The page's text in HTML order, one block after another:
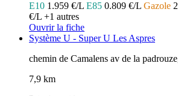
E10 1.959 €/L E85 0.809 €/L Gazole
€/L +1 autres
Ouvrir la fiche
Système U - Super U Les Aspres
chemin de Camalens av de la
7,9 km